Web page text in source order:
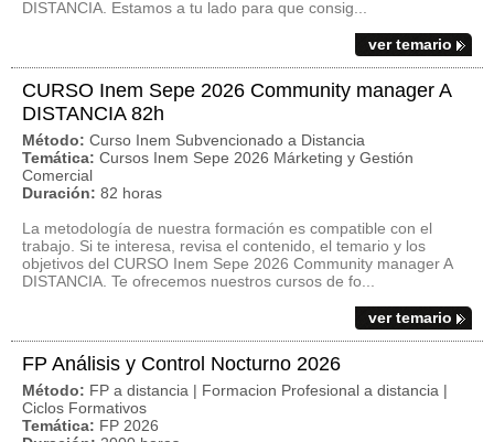
DISTANCIA. Estamos a tu lado para que consig...
ver temario
CURSO Inem Sepe 2026 Community manager A
DISTANCIA 82h
Método: Curso Inem Subvencionado a Distancia
Temática: Cursos Inem Sepe 2026 Márketing y Gestión
Comercial
Duración: 82 horas
La metodología de nuestra formación es compatible con el
trabajo. Si te interesa, revisa el contenido, el temario y los
objetivos del CURSO Inem Sepe 2026 Community manager A
DISTANCIA. Te ofrecemos nuestros cursos de fo...
ver temario
FP Análisis y Control Nocturno 2026
Método: FP a distancia | Formacion Profesional a distancia |
Ciclos Formativos
Temática: FP 2026